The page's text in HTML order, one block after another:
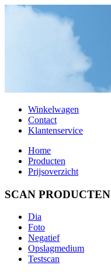
Winkelwagen
Contact
Klantenservice
Home
Producten
Prijsoverzicht
SCAN PRODUCTEN
Dia
Foto
Negatief
Opslagmedium
Testscan